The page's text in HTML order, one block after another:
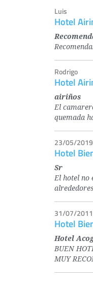
Luis
Hotel
Rodrigo
Hotel
airiños
El
quemada
23/05/2019
Hotel
Sr
El hotel no
31/07/
Hotel
Hotel
BUEN
MUY